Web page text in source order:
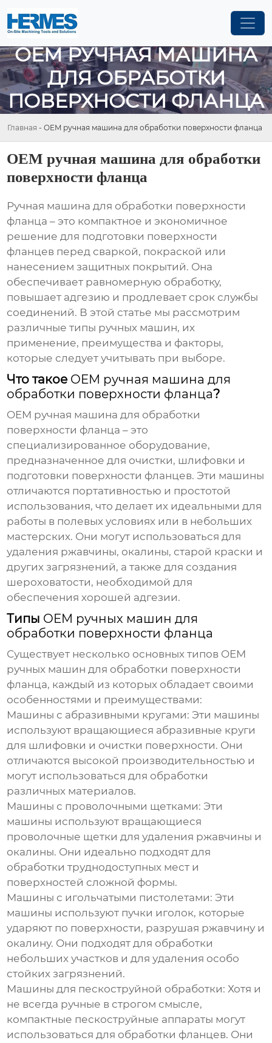
OEM РУЧНАЯ МАШИНА
ДЛЯ ОБРАБОТКИ
ПОВЕРХНОСТИ ФЛАНЦА
Главная - OEM ручная машина для обработки поверхности фланца
OEM ручная машина для обработки
поверхности фланца
Ручная машина для обработки поверхности
фланца – это компактное и экономичное
решение для подготовки поверхности
фланцев перед сваркой, покраской или
нанесением защитных покрытий. Она
обеспечивает равномерную обработку,
повышает адгезию и продлевает срок службы
соединений. В этой статье мы рассмотрим
различные типы ручных машин, их
применение, преимущества и факторы,
которые следует учитывать при выборе.
Что такое OEM ручная машина для
обработки поверхности фланца?
OEM ручная машина для обработки
поверхности фланца – это
специализированное оборудование,
предназначенное для очистки, шлифовки и
подготовки поверхности фланцев. Эти машины
отличаются портативностью и простотой
использования, что делает их идеальными для
работы в полевых условиях или в небольших
мастерских. Они могут использоваться для
удаления ржавчины, окалины, старой краски и
других загрязнений, а также для создания
шероховатости, необходимой для
обеспечения хорошей адгезии.
Типы OEM ручных машин для
обработки поверхности фланца
Существует несколько основных типов OEM
ручных машин для обработки поверхности
фланца, каждый из которых обладает своими
особенностями и преимуществами:
Машины с абразивными кругами: Эти машины
используют вращающиеся абразивные круги
для шлифовки и очистки поверхности. Они
отличаются высокой производительностью и
могут использоваться для обработки
различных материалов.
Машины с проволочными щетками: Эти
машины используют вращающиеся
проволочные щетки для удаления ржавчины и
окалины. Они идеально подходят для
обработки труднодоступных мест и
поверхностей сложной формы.
Машины с игольчатыми пистолетами: Эти
машины используют пучки иголок, которые
ударяют по поверхности, разрушая ржавчину и
окалину. Они подходят для обработки
небольших участков и для удаления особо
стойких загрязнений.
Машины для пескоструйной обработки: Хотя и
не всегда ручные в строгом смысле,
компактные пескоструйные аппараты могут
использоваться для обработки фланцев. Они